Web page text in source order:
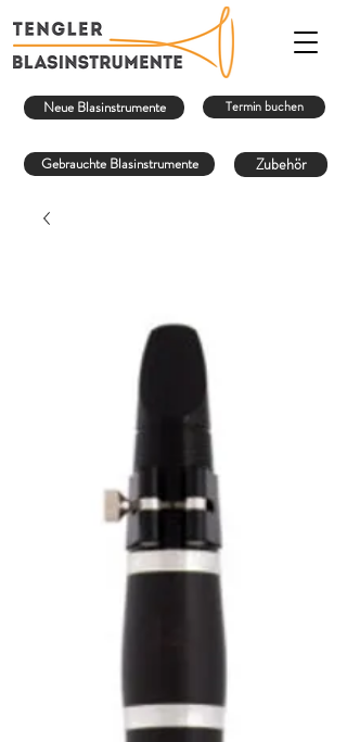
Gebrauchte Blasinstrumente Zubehör
Termin buchen
Neue Blasinstrumente